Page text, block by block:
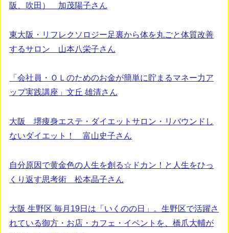
阪、吹田） 加茂陽子さん
東大阪・リフレクソロジー足裏から体を丸ごと体質改善
するサロン 山本八栄子さん
「会社員・ＯＬのためのお金が簡単に貯まるマネー力ア
ップ実践講座」文丘 雄清さん
大阪 堺痩身エステ・ダイエットサロン・リバウンドし
ないダイエット！ 富山史子さん
自分原因で黄金色の人生を創る☆ドカン！と人生をひっ
くり返す思考術 松本晶子さん
大阪 生野区 毎月19日は「いくのの日」。生野区で活躍さ
れている御方・お店・カフェ・イベントを、橋爪大輔が